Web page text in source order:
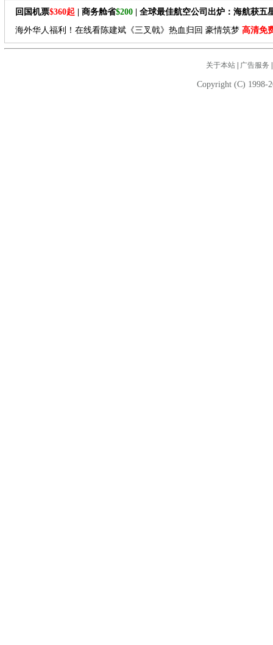
回国机票$360起 | 商务舱省$200 | 全球最佳航空公司出炉：海航获五
海外华人福利！在线看陈建斌《三叉戟》热血归回 豪情筑梦 高清免
关于本站| 广告服务
Copyright (C) 1998-